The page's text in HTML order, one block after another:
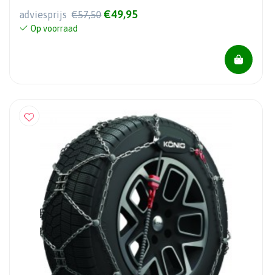
adviesprijs €57,50 €49,95
Op voorraad